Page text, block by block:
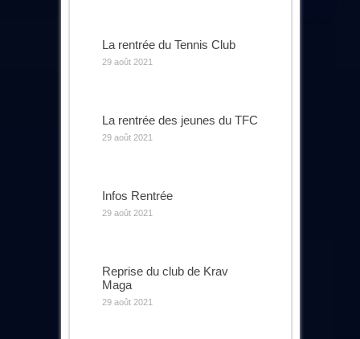
La rentrée du Tennis Club
29 août 2021
La rentrée des jeunes du TFC
29 août 2021
Infos Rentrée
29 août 2021
Reprise du club de Krav
Maga
29 août 2021